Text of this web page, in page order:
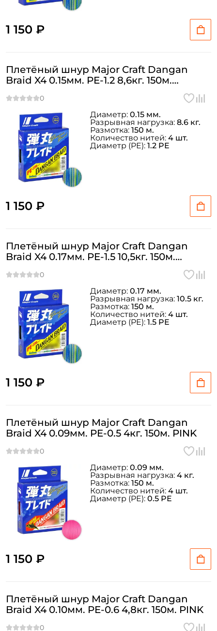
1 150 ₽
Плетёный шнур Major Craft Dangan
Braid X4 0.15мм. PE-1.2 8,6кг. 150м.
1 150 ₽
Диаметр: 0.15 мм.
Разрывная нагрузка: 8.6 кг.
Размотка: 150 м.
Количество нитей: 4 шт.
Диаметр (PE): 1.2 PE
Плетёный шнур Major Craft Dangan
Braid X4 0.17мм. PE-1.5 10,5кг. 150м.
1 150 ₽
Диаметр: 0.17 мм.
Разрывная нагрузка: 10.5 кг.
Размотка: 150 м.
Количество нитей: 4 шт.
Диаметр (PE): 1.5 PE
Плетёный шнур Major Craft Dangan
Braid X4 0.09мм. PE-0.5 4кг. 150м. PINK
1 150 ₽
Диаметр: 0.09 мм.
Разрывная нагрузка: 4 кг.
Размотка: 150 м.
Количество нитей: 4 шт.
Диаметр (PE): 0.5 PE
Плетёный шнур Major Craft Dangan
Braid X4 0.10мм. PE-0.6 4,8кг. 150м. PINK